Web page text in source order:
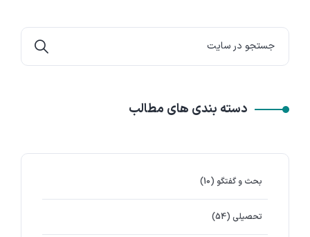
دسته بندی های مطالب
بحث و گفتگو (10)
تحصیلی (54)